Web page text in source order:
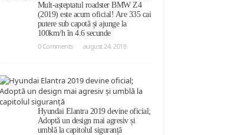
Mult-așteptatul roadster BMW Z4
(2019) este acum oficial! Are 335 cai
putere sub capotă și ajunge la
100km/h în 4.6 secunde
0 Comments
august 24, 2018
Hyundai Elantra 2019 devine oficial;
Adoptă un design mai agresiv și
umblă la capitolul siguranță